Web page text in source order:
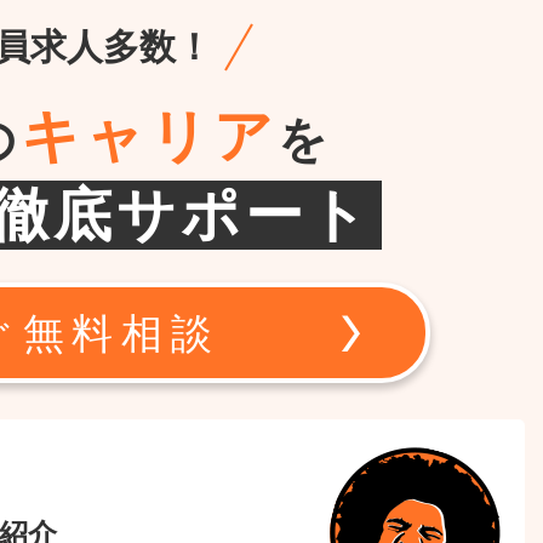
求人多数！
キャリア を
底サポート
無料相談
介